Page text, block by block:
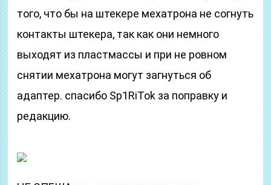
того, что бы на штекере мехатрона не согнуть
контакты штекера, так как они немного
выходят из пластмассы и при не ровном
снятии мехатрона могут загнуться об
адаптер. спасибо Sp1RiTok за поправку и
редакцию.